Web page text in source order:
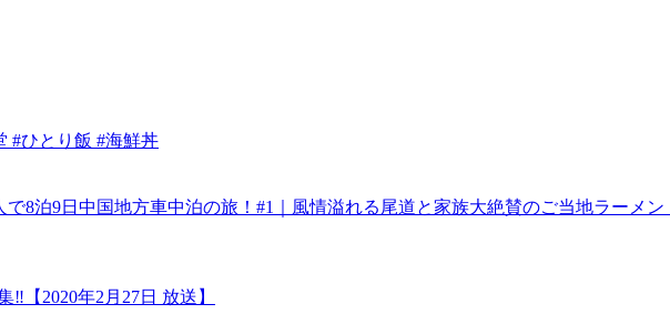
#ひとり飯 #海鮮丼
で8泊9日中国地方車中泊の旅！#1｜風情溢れる尾道と家族大絶賛のご当地ラーメ
【2020年2月27日 放送】